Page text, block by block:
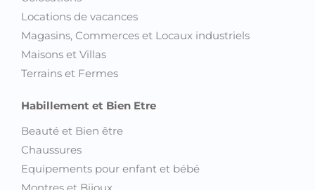
Locations de vacances
Magasins, Commerces et Locaux industriels
Maisons et Villas
Terrains et Fermes
Habillement et Bien Etre
Beauté et Bien être
Chaussures
Equipements pour enfant et bébé